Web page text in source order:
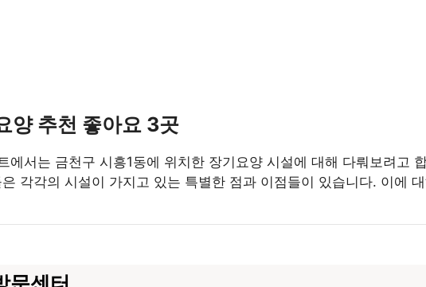
양 추천 좋아요 3곳
에서는 금천구 시흥1동에 위치한 장기요양 시설에 대해 다뤄보려고
각각의 시설이 가지고 있는 특별한 점과 이점들이 있습니다. 이에